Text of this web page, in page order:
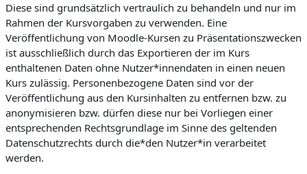
Diese sind grundsätzlich vertraulich zu behandeln und nur im
Rahmen der Kursvorgaben zu verwenden. Eine
Veröffentlichung von Moodle-Kursen zu Präsentationszwecken
ist ausschließlich durch das Exportieren der im Kurs
enthaltenen Daten ohne Nutzer*innendaten in einen neuen
Kurs zulässig. Personenbezogene Daten sind vor der
Veröffentlichung aus den Kursinhalten zu entfernen bzw. zu
anonymisieren bzw. dürfen diese nur bei Vorliegen einer
entsprechenden Rechtsgrundlage im Sinne des geltenden
Datenschutzrechts durch die*den Nutzer*in verarbeitet
werden.